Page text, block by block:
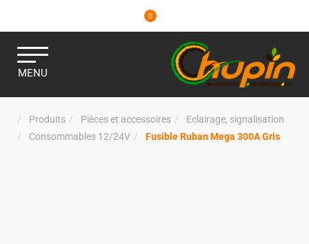
0
MENU
Produits Pièces et accessoires
Eclairage, signalisation
Consommables 12/24V
Fusible Ruban Mega 300A Gris